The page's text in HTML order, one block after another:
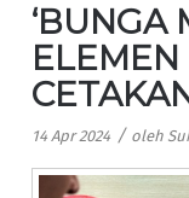
‘BUNGA
14 Apr 2024 / oleh